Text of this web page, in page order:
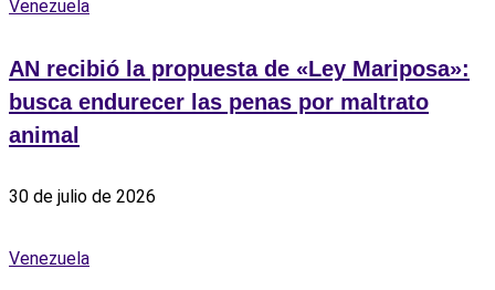
Venezuela
AN recibió la propuesta de «Ley Mariposa»:
busca endurecer las penas por maltrato
animal
30 de julio de 2026
Venezuela